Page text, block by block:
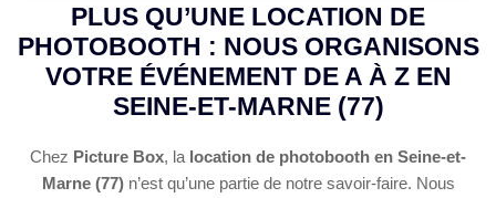
PLUS QU’UNE LOCATION DE
PHOTOBOOTH : NOUS ORGANISONS
VOTRE ÉVÉNEMENT DE A À Z EN
SEINE-ET-MARNE (77)
Chez Picture Box, la location de photobooth en Seine-et-
Marne (77)n’est qu’une partie de notre savoir-faire. Nous